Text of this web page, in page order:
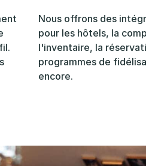
Nous offrons des
pour les hôtels, la
l'inventaire, la
programmes de
encore.